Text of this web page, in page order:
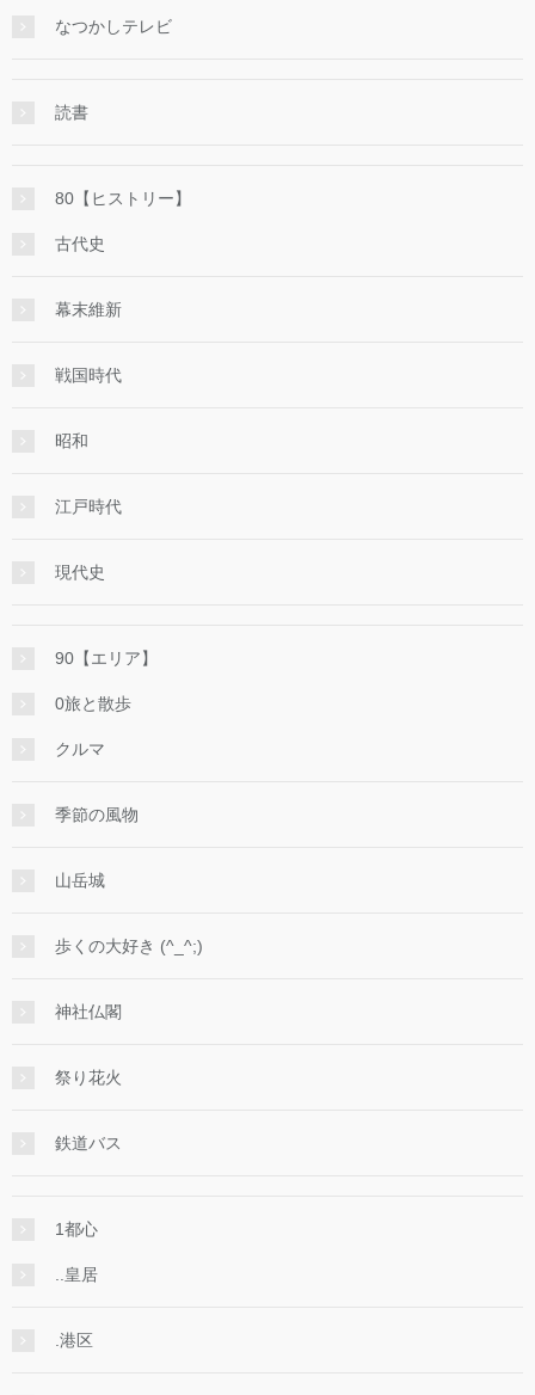
なつかしテレビ
読書
80【ヒストリー】
古代史
幕末維新
戦国時代
昭和
江戸時代
現代史
90【エリア】
0旅と散歩
クルマ
季節の風物
山岳城
歩くの大好き (^_^;)
神社仏閣
祭り花火
鉄道バス
1都心
..皇居
.港区